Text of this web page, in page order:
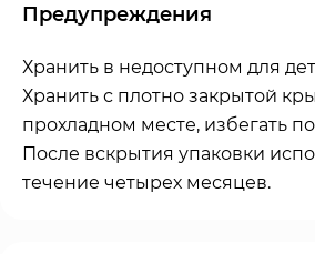
Предупреждения
Хранить в недоступном для
Хранить с плотно закрытой
прохладном месте, избегать
После вскрытия упаковки
течение четырех месяцев.